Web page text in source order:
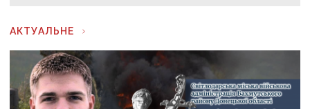
АКТУАЛЬНЕ